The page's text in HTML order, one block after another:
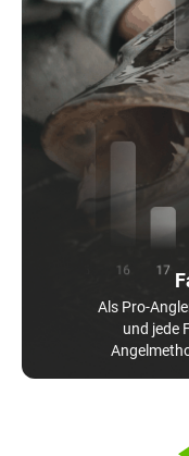
Als Pro-
und jede